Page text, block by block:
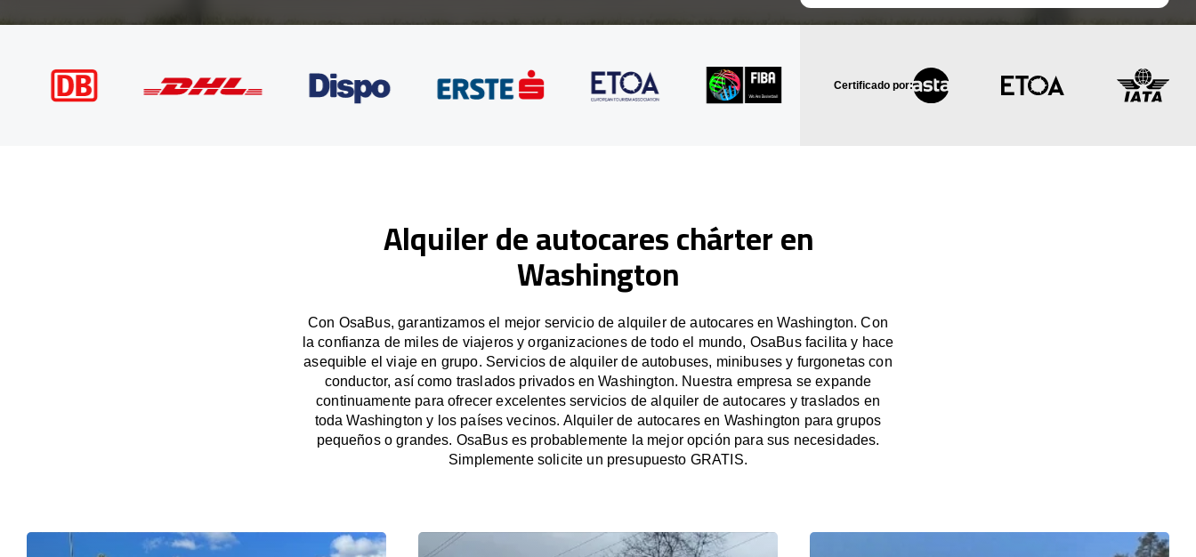
Certificado por:
Alquiler de autocares chárter en
Washington
Con OsaBus, garantizamos el mejor servicio de alquiler de autocares en Washington. Con
la confianza de miles de viajeros y organizaciones de todo el mundo, OsaBus facilita y hace
asequible el viaje en grupo. Servicios de alquiler de autobuses, minibuses y furgonetas con
conductor, así como traslados privados en Washington. Nuestra empresa se expande
continuamente para ofrecer excelentes servicios de alquiler de autocares y traslados en
toda Washington y los países vecinos. Alquiler de autocares en Washington para grupos
pequeños o grandes. OsaBus es probablemente la mejor opción para sus necesidades.
Simplemente solicite un presupuesto GRATIS.